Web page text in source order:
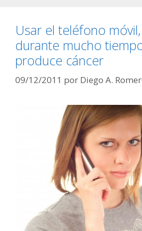
Usar el teléfono
durante mucho
produce cáncer
09/12/2011 por Diego A.